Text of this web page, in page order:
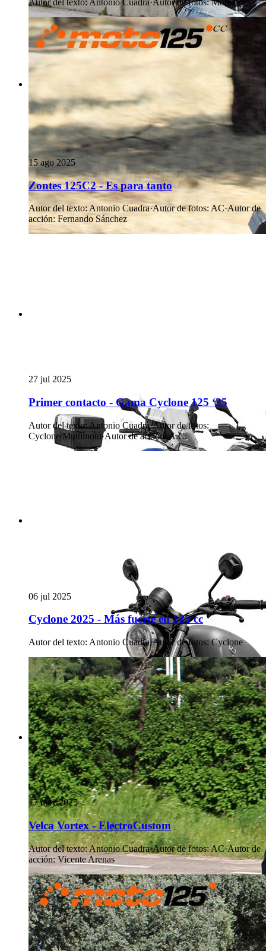
15 ago 2025
Zontes 125C2 - Es para tanto
Autor del texto: Antonio Cuadra·Autor de fotos: AC·Autor de
acción: Fernando Sánchez
27 jul 2025
Primer contacto - Gama Cyclone 125 ‘25
Autor del texto:Antonio Cuadra·Autor de fotos:
Cyclone/Multimoto·Autor de acción:A.C.
06 jul 2025
Cyclone 2025 - Más fuerte en 125 cc
Autor del texto: Antonio Cuadra·Autor de fotos: Cyclone
17 may 2025
Velca Vortex - ElectroCustom
Autor del texto:Antonio Cuadra·Autor de fotos:AC·Autor de
acción: Vicente Arenas